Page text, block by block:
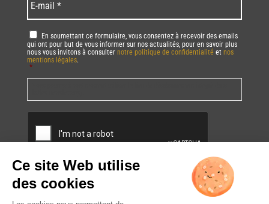
mail *
RGPD *
En soumettant ce formulaire, vous consentez à recevoir des emails
qui ont pour but de vous informer sur nos actualités, pour en savoir plus
nous vous invitons à consulter notre politique de confidentialité et nos
mentions légales.
*